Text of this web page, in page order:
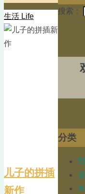
生活 Life
儿子的拼插
新作
搜索：
分类